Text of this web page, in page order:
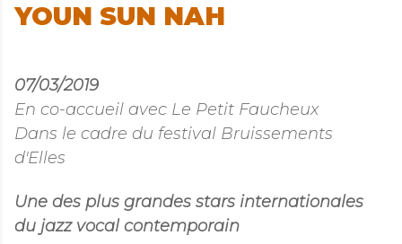
YOUN SUN NAH
07/03/2019
En co-accueil avec Le Petit Faucheux
Dans le cadre du festival Bruissements
d'Elles
Une des plus grandes stars internationales
du jazz vocal contemporain